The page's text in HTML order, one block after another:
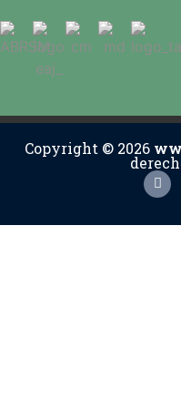
Copyright © 2026